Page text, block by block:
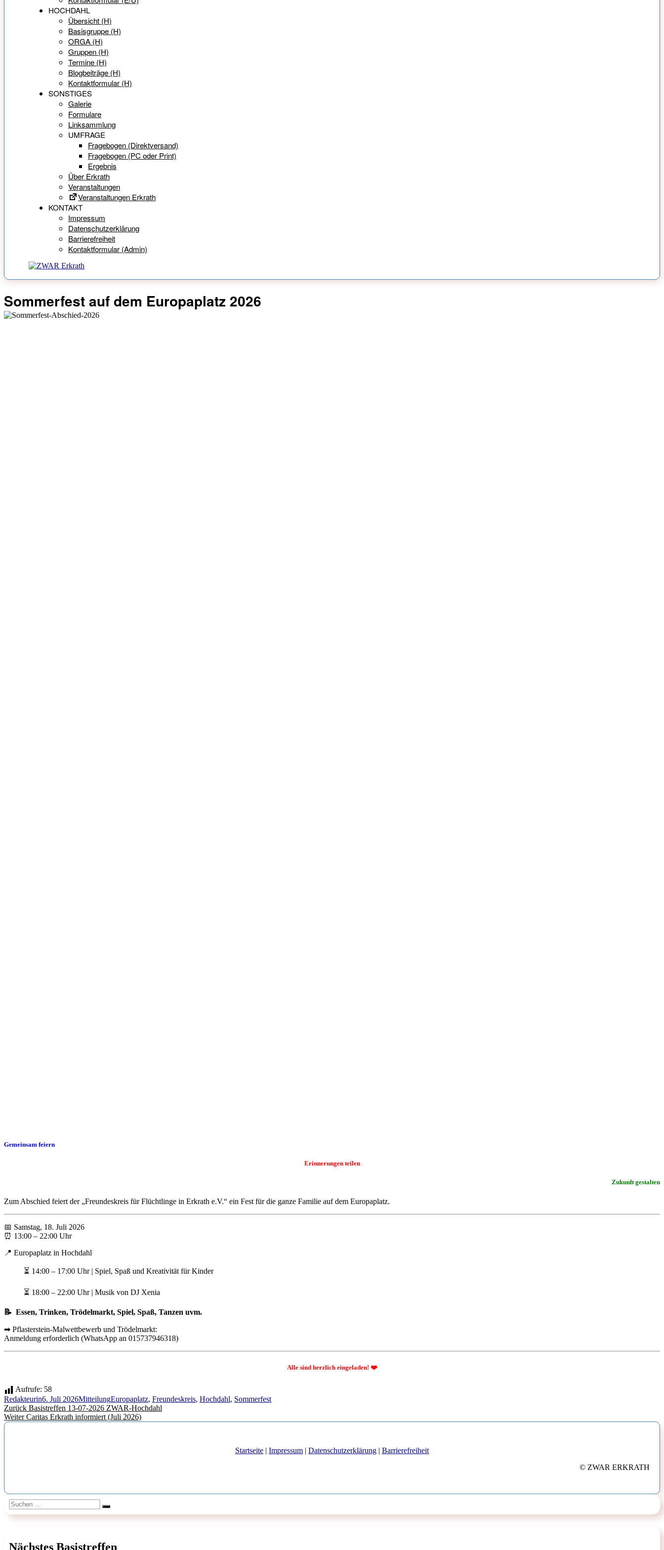
HOCHDAHL
Übersicht (H)
Basisgruppe (H)
ORGA (H)
Gruppen (H)
Termine (H)
Blogbeiträge (H)
Kontaktformular (H)
SONSTIGES
Galerie
Formulare
Linksammlung
UMFRAGE
Fragebogen (Direktversand)
Fragebogen (PC oder Print)
Ergebnis
Über Erkrath
Veranstaltungen
Veranstaltungen Erkrath
KONTAKT
Impressum
Datenschutzerklärung
Barrierefreiheit
Kontaktformular (Admin)
Sommerfest auf dem Europaplatz 2026
Gemeinsam feiern
Erinnerungen teilen
Zukunft gestalten
Zum Abschied feiert der „Freundeskreis für Flüchtlinge in Erkrath e.V.“ ein Fest für die ganze Familie auf dem Europaplatz.
📅 Samstag, 18. Juli 2026
⏰ 13:00 – 22:00 Uhr
📍 Europaplatz in Hochdahl
⏳ 14:00 – 17:00 Uhr | Spiel, Spaß und Kreativität für Kinder
⏳ 18:00 – 22:00 Uhr | Musik von DJ Xenia
📝 Essen, Trinken, Trödelmarkt, Spiel, Spaß, Tanzen uvm.
➡ Pflasterstein-Malwettbewerb und Trödelmarkt:
Anmeldung erforderlich (WhatsApp an 015737946318)
Alle sind herzlich eingeladen! ❤️
Aufrufe: 58
Autor
RedakteurinVeröffentlicht
am
6. Juli 2026Kategorien
MitteilungSchlagwörter
Europaplatz, Freundeskreis, Hochdahl, Sommerfest
Beitragsnavigation
Zurück Vorheriger
Beitrag:
Basistreffen 13-07-2026 ZWAR-Hochdahl
Weiter Nächster
Caritas Erkrath informiert (Juli 2026)
Startseite | Impressum | Datenschutzerklärung | Barrierefreiheit
© ZWAR ERKRATH
Suchen
nach:
Suchen
Nächstes Basistreffen